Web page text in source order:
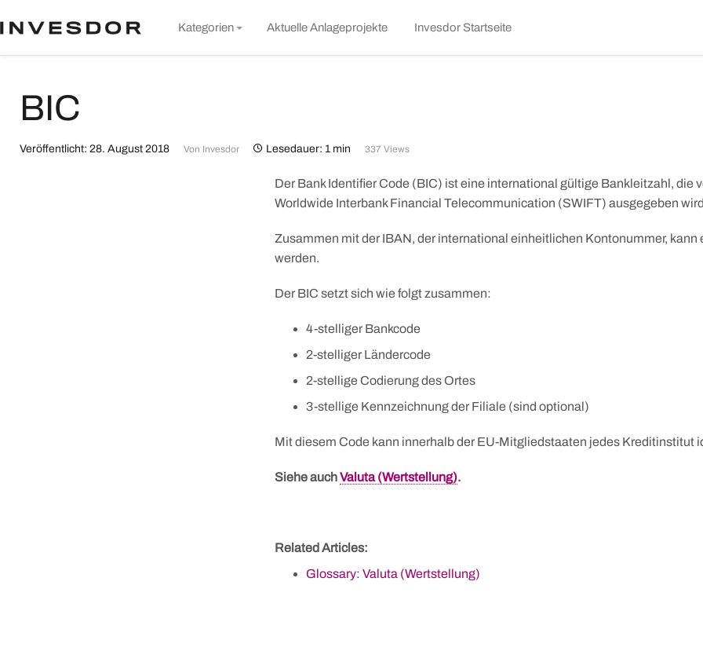
to
Kategorien Aktuelle Anlageprojekte Invesdor Startseite
BIC
Veröffentlicht: 28. August 2018 Von Invesdor Lesedauer: 1 min 337 Views
Der Bank Identifier Code (BIC) ist eine international gültige Bankleitzahl, die
Worldwide Interbank Financial Telecommunication (SWIFT) ausgegeben
Zusammen mit der IBAN, der international einheitlichen Kontonummer, kann
werden.
Der BIC setzt sich wie folgt zusammen:
4-stelliger Bankcode
2-stelliger Ländercode
2-stellige Codierung des Ortes
3-stellige Kennzeichnung der Filiale (sind optional)
Mit diesem Code kann innerhalb der EU-Mitgliedstaaten jedes Kreditinstitut
Siehe auchValuta (Wertstellung).
Related Articles:
Glossary: Valuta (Wertstellung)